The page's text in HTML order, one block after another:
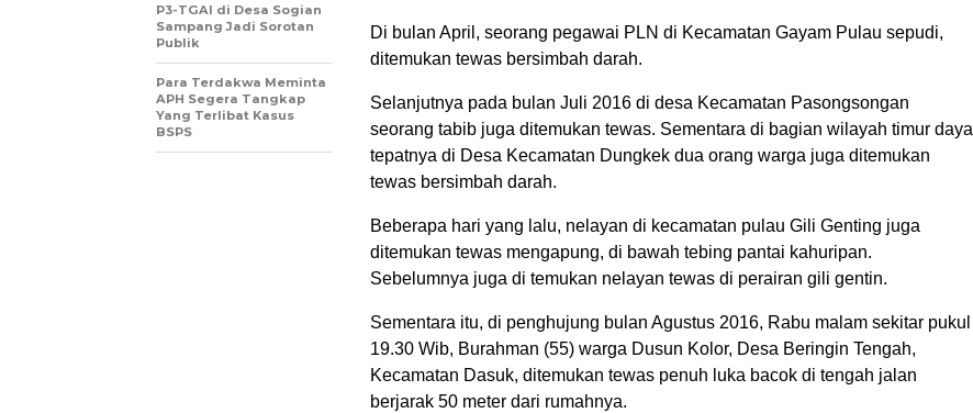
Di bulan April, seorang pegawai PLN di Kecamatan Gayam Pulau sepudi,
ditemukan tewas bersimbah darah.
Selanjutnya pada bulan Juli 2016 di desa Kecamatan Pasongsongan
seorang tabib juga ditemukan tewas. Sementara di bagian wilayah timur daya
tepatnya di Desa Kecamatan Dungkek dua orang warga juga ditemukan
tewas bersimbah darah.
Beberapa hari yang lalu, nelayan di kecamatan pulau Gili Genting juga
ditemukan tewas mengapung, di bawah tebing pantai kahuripan.
Sebelumnya juga di temukan nelayan tewas di perairan gili gentin.
Sementara itu, di penghujung bulan Agustus 2016, Rabu malam sekitar pukul
19.30 Wib, Burahman (55) warga Dusun Kolor, Desa Beringin Tengah,
Kecamatan Dasuk, ditemukan tewas penuh luka bacok di tengah jalan
berjarak 50 meter dari rumahnya.
P3-TGAI di Desa Sogian
Sampang Jadi Sorotan
Publik
Para Terdakwa Meminta
APH Segera Tangkap
Yang Terlibat Kasus
BSPS